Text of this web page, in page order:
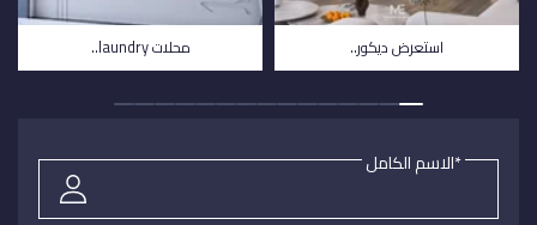
*الاسم الكامل
استعرض ديكور.. محلات laundry..